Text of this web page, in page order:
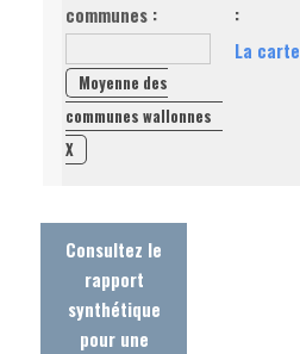
communes :
Moyenne des
communes wallonnes
X
:
La carte
Consultez le
rapport
synthétique
pour une